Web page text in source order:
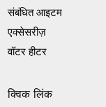
संबंधित आइटम
एक्सेसरीज़
वॉटर हीटर
क्विक लिंक